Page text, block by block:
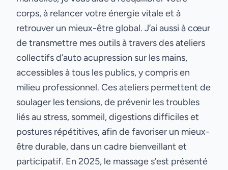
corps, à relancer votre énergie vitale et à
retrouver un mieux-être global. J’ai aussi à cœur
de transmettre mes outils à travers des ateliers
collectifs d’auto acupression sur les mains,
accessibles à tous les publics, y compris en
milieu professionnel. Ces ateliers permettent de
soulager les tensions, de prévenir les troubles
liés au stress, sommeil, digestions difficiles et
postures répétitives, afin de favoriser un mieux-
être durable, dans un cadre bienveillant et
participatif. En 2025, le massage s’est présenté